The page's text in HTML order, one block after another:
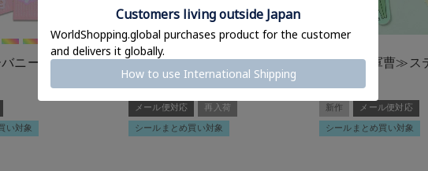
ニーズ≫モチ
ー/シール＜メ
い対象
≪たまごっち≫ステッカ
ー/#平成女児＜メール便対
応＞
242
メール便対応 再入荷
シールまとめ買い対象
≪ケロロ軍曹≫ス
シール＜メール便
242 税込
新作 メール便対応
シールまとめ買い対象